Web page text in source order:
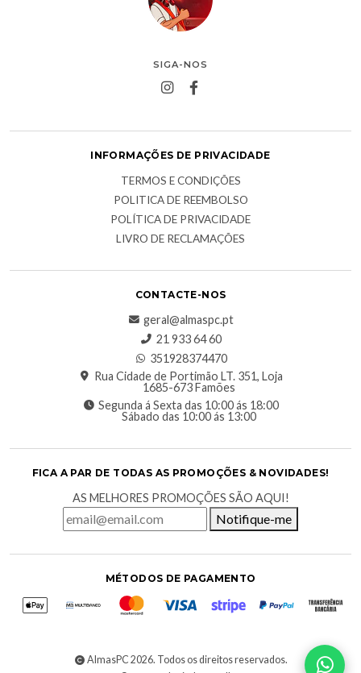
SIGA-NOS
INFORMAÇÕES DE PRIVACIDADE
TERMOS E CONDIÇÕES
POLITICA DE REEMBOLSO
POLÍTICA DE PRIVACIDADE
LIVRO DE RECLAMAÇÕES
CONTACTE-NOS
geral@almaspc.pt
21 933 64 60
351928374470
Rua Cidade de Portimão LT. 351, Loja
1685-673 Famões
Segunda á Sexta das 10:00 ás 18:00
Sábado das 10:00 ás 13:00
FICA A PAR DE TODAS AS PROMOÇÕES & NOVIDADES!
AS MELHORES PROMOÇÕES SÃO AQUI!
Notifique-me
MÉTODOS DE PAGAMENTO
AlmasPC 2026. Todos os direitos reservados.